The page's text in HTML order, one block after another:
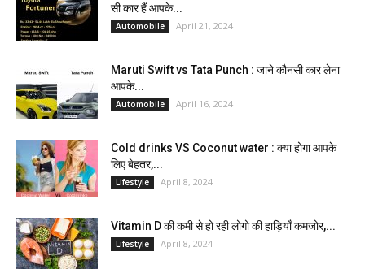
सी कार हैं आपके...
Automobile April 21, 2024
Maruti Swift vs Tata Punch : जाने कौनसी कार लेना
आपके...
Automobile April 16, 2024
Cold drinks VS Coconut water : क्या होगा आपके
लिए बेहतर,...
Lifestyle April 8, 2024
Vitamin D की कमी से हो रही लोगो की हाड़ियाँ कमजोर,...
Lifestyle April 8, 2024